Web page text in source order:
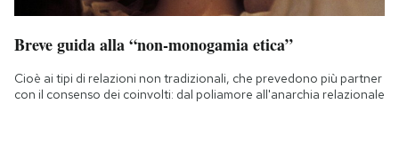
Breve guida alla “non-monogamia etica”
Cioè ai tipi di relazioni non tradizionali, che prevedono più partner
con il consenso dei coinvolti: dal poliamore all'anarchia relazionale